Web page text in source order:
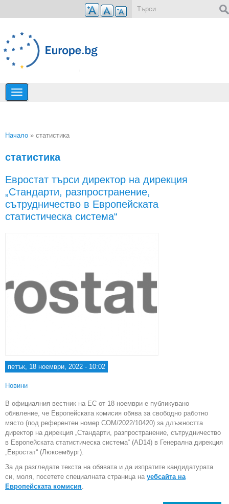
Премини към основното съдържание
Начало » статистика
статистика
Евростат търси директор на дирекция
„Стандарти, разпространение,
сътрудничество в Европейската
статистическа система“
петък, 18 ноември, 2022 - 10:02
Новини
В официалния вестник на ЕС от 18 ноември е публикувано
обявление, че Европейската комисия обява за свободно работно
място (под референтен номер COM/2022/10420) за длъжността
директор на дирекция „Стандарти, разпространение, сътрудничество
в Европейската статистическа система“ (AD14) в Генерална дирекция
„Евростат“ (Люксембург).
За да разгледате текста на обявата и да изпратите кандидатурата
си, моля, посетете специалната страница на уебсайта на
Европейската комисия.